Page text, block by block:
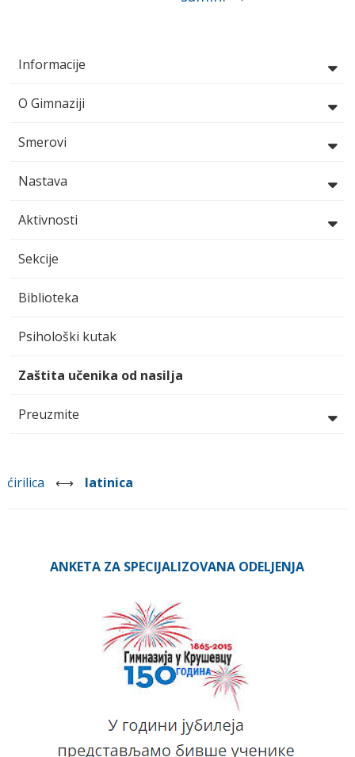
Informacije
O Gimnaziji
Smerovi
Nastava
Aktivnosti
Sekcije
Biblioteka
Psihološki kutak
Zaštita učenika od nasilja
Preuzmite
ćirilica ⟷ latinica
ANKETA ZA SPECIJALIZOVANA ODELJENJA